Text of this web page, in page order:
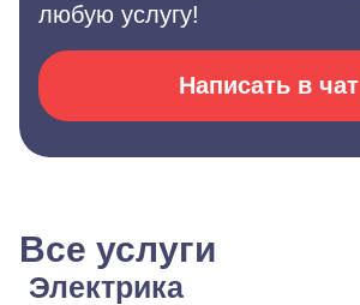
любую услугу!
Написать в чат
Все услуги
Электрика